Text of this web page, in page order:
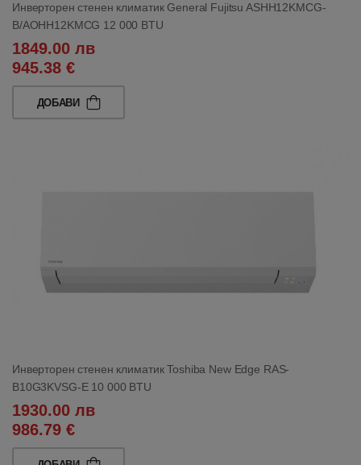
Инверторен стенен климатик General Fujitsu ASHH12KMCG-
B/AOHH12KMCG 12 000 BTU
1849.00 лв
945.38 €
ДОБАВИ
Инверторен стенен климатик Toshiba New Edge RAS-
B10G3KVSG-E 10 000 BTU
1930.00 лв
986.79 €